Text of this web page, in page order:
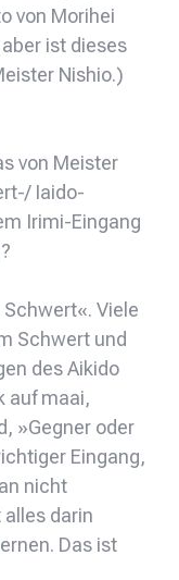
von Morihei
ist dieses
Nishio.)
von Meister
Iaido-
Irimi-Eingang
Schwert«. Viele
Schwert und
des Aikido
auf maai,
»Gegner oder
Eingang,
nicht
darin
Das ist